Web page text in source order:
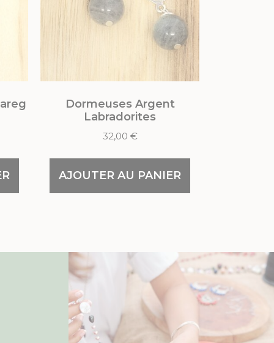
Dormeuses Argent
Labradorites
32,00 €
AJOUTER AU PANIER